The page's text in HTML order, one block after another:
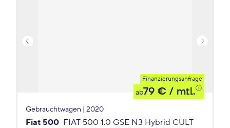
Finanzierungsanfrage
ab79 € / mtl.
Gebrauchtwagen | 2020
Fiat 500 FIAT 500 1.0 GSE N3 Hybrid CULT